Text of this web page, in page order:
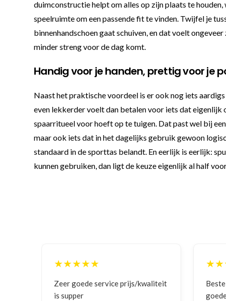
duimconstructie helpt om alles op zijn plaats te houden,
speelruimte om een passende fit te vinden. Twijfel je
binnenhandschoen gaat schuiven, en dat voelt
minder streng voor de dag komt.
Handig voor je handen, prettig voor je
Naast het praktische voordeel is er ook nog iets
even lekkerder voelt dan betalen voor iets dat
spaarritueel voor hoeft op te tuigen. Dat past wel bij
maar ook iets dat in het dagelijks gebruik gewoon
standaard in de sporttas belandt. En eerlijk is eerlijk:
kunnen gebruiken, dan ligt de keuze eigenlijk al half
★★★★★
Bestelling gedaan vanwege
goede prijzen en product!